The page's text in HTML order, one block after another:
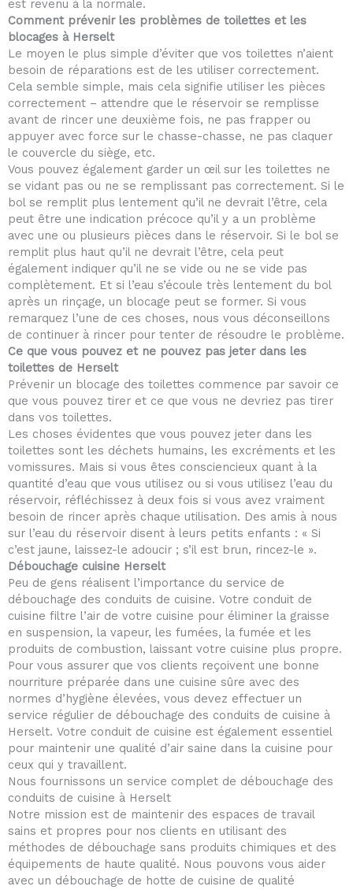
est revenu à la normale.
Comment prévenir les problèmes de toilettes et les
blocages à Herselt
Le moyen le plus simple d’éviter que vos toilettes n’aient
besoin de réparations est de les utiliser correctement.
Cela semble simple, mais cela signifie utiliser les pièces
correctement – attendre que le réservoir se remplisse
avant de rincer une deuxième fois, ne pas frapper ou
appuyer avec force sur le chasse-chasse, ne pas claquer
le couvercle du siège, etc.
Vous pouvez également garder un œil sur les toilettes ne
se vidant pas ou ne se remplissant pas correctement. Si le
bol se remplit plus lentement qu’il ne devrait l’être, cela
peut être une indication précoce qu’il y a un problème
avec une ou plusieurs pièces dans le réservoir. Si le bol se
remplit plus haut qu’il ne devrait l’être, cela peut
également indiquer qu’il ne se vide ou ne se vide pas
complètement. Et si l’eau s’écoule très lentement du bol
après un rinçage, un blocage peut se former. Si vous
remarquez l’une de ces choses, nous vous déconseillons
de continuer à rincer pour tenter de résoudre le problème.
Ce que vous pouvez et ne pouvez pas jeter dans les
toilettes de Herselt
Prévenir un blocage des toilettes commence par savoir ce
que vous pouvez tirer et ce que vous ne devriez pas tirer
dans vos toilettes.
Les choses évidentes que vous pouvez jeter dans les
toilettes sont les déchets humains, les excréments et les
vomissures. Mais si vous êtes consciencieux quant à la
quantité d’eau que vous utilisez ou si vous utilisez l’eau du
réservoir, réfléchissez à deux fois si vous avez vraiment
besoin de rincer après chaque utilisation. Des amis à nous
sur l’eau du réservoir disent à leurs petits enfants : « Si
c’est jaune, laissez-le adoucir ; s’il est brun, rincez-le ».
Débouchage cuisine Herselt
Peu de gens réalisent l’importance du service de
débouchage des conduits de cuisine. Votre conduit de
cuisine filtre l’air de votre cuisine pour éliminer la graisse
en suspension, la vapeur, les fumées, la fumée et les
produits de combustion, laissant votre cuisine plus propre.
Pour vous assurer que vos clients reçoivent une bonne
nourriture préparée dans une cuisine sûre avec des
normes d’hygiène élevées, vous devez effectuer un
service régulier de débouchage des conduits de cuisine à
Herselt. Votre conduit de cuisine est également essentiel
pour maintenir une qualité d’air saine dans la cuisine pour
ceux qui y travaillent.
Nous fournissons un service complet de débouchage des
conduits de cuisine à Herselt
Notre mission est de maintenir des espaces de travail
sains et propres pour nos clients en utilisant des
méthodes de débouchage sans produits chimiques et des
équipements de haute qualité. Nous pouvons vous aider
avec un débouchage de hotte de cuisine de qualité